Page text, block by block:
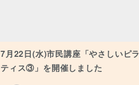
7月22日(水)市民講座「やさしいピラ
ティス③」を開催しました